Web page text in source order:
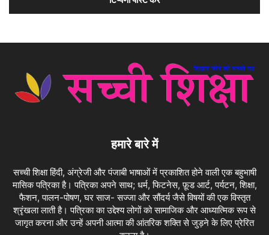
हमारे बारे में
सच्ची शिक्षा हिंदी, अंग्रेजी और पंजाबी भाषाओं में प्रकाशित होने वाली एक बहुभाषी
मासिक पत्रिका है। पत्रिका अपने साथ; धर्म, फिटनेस, फ़ूड आर्ट, पर्यटन, शिक्षा,
फैशन, पालन-पोषण, घर साज- सज्जा और सौंदर्य जैसे विषयों की एक विस्तृत
श्रृंखला लाती है। पत्रिका का उद्देश्य लोगों को सामाजिक और आध्यात्मिक रूप से
जागृत करना और उन्हें अपनी आत्मा की आंतरिक शक्ति से जुड़ने के लिए प्रेरित